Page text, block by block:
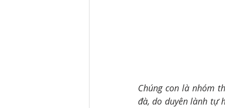
Chúng con là nhóm
đà, do duyên lành tự